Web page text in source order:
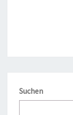
Suchen